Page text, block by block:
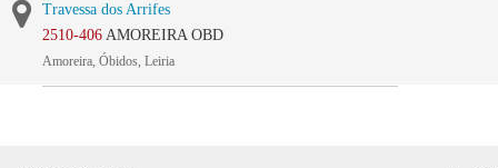
Travessa dos Arrifes
2510-406 AMOREIRA OBD
Amoreira, Óbidos, Leiria